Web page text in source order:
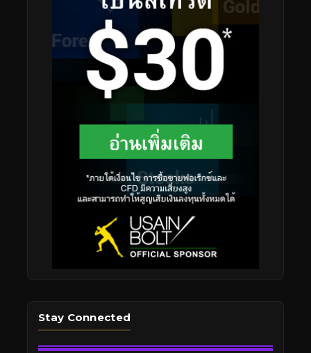
Stay Connected